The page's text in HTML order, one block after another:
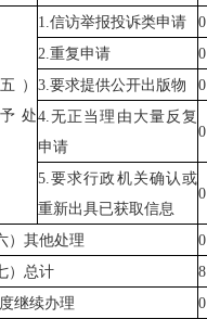
）
处
1.信访举报投诉类申请 0
2.重复申请
0
3.要求提供公开出版物
0
4.无正当理由大量反复
申请
0
5.要求行政机关确认或
重新出具已获取信息
0
）其他处理 0
）总计
8
继续办理
0